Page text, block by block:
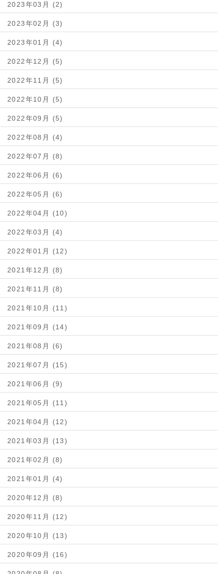
2023年03月 (2)
2023年02月 (3)
2023年01月 (4)
2022年12月 (5)
2022年11月 (5)
2022年10月 (5)
2022年09月 (5)
2022年08月 (4)
2022年07月 (8)
2022年06月 (6)
2022年05月 (6)
2022年04月 (10)
2022年03月 (4)
2022年01月 (12)
2021年12月 (8)
2021年11月 (8)
2021年10月 (11)
2021年09月 (14)
2021年08月 (6)
2021年07月 (15)
2021年06月 (9)
2021年05月 (11)
2021年04月 (12)
2021年03月 (13)
2021年02月 (8)
2021年01月 (4)
2020年12月 (8)
2020年11月 (12)
2020年10月 (13)
2020年09月 (16)